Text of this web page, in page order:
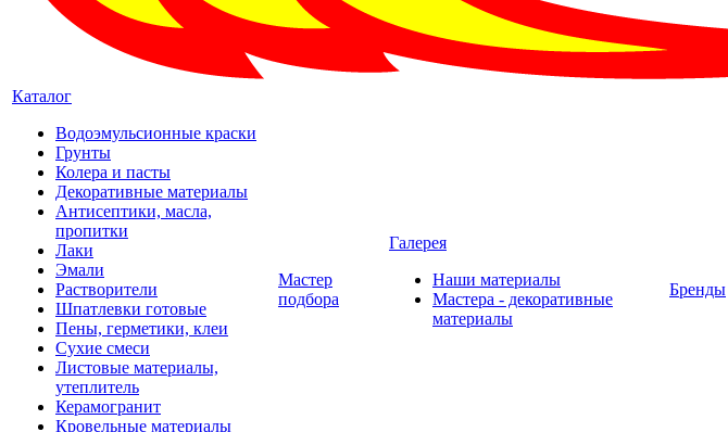
Каталог
Водоэмульсионные краски
Грунты
Колера и пасты
Декоративные материалы
Антисептики, масла,
пропитки
Лаки
Эмали
Растворители
Шпатлевки готовые
Пены, герметики, клеи
Сухие смеси
Листовые материалы,
утеплитель
Керамогранит
Кровельные материалы
Мастер
подбора
Галерея
Наши материалы
Мастера - декоративные
материалы
Бренды